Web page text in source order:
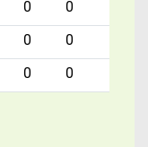
0
0
0
0
0 0